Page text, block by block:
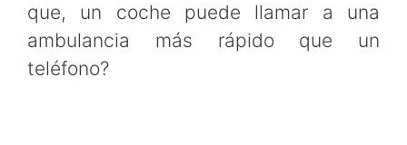
que, un coche puede llamar a una
ambulancia más rápido que un
teléfono?